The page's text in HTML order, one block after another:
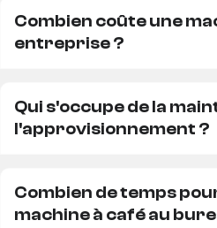
Combien coûte une
entreprise ?
Qui s'occupe de la
l'approvisionnement ?
Combien de temps
machine à café au